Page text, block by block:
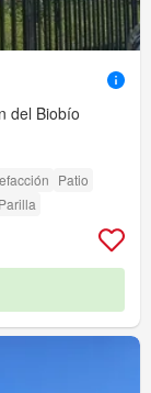
del Biobío
Patio
Parilla